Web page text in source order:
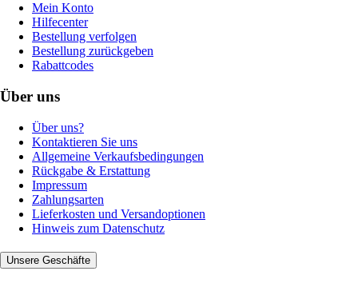
Mein Konto
Hilfecenter
Bestellung verfolgen
Bestellung zurückgeben
Rabattcodes
Über uns
Über uns?
Kontaktieren Sie uns
Allgemeine Verkaufsbedingungen
Rückgabe & Erstattung
Impressum
Zahlungsarten
Lieferkosten und Versandoptionen
Hinweis zum Datenschutz
Unsere Geschäfte